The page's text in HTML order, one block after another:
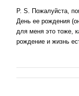
P. S. Пожалуйста,
День ее рождения
для меня это тоже,
рождение и жизнь